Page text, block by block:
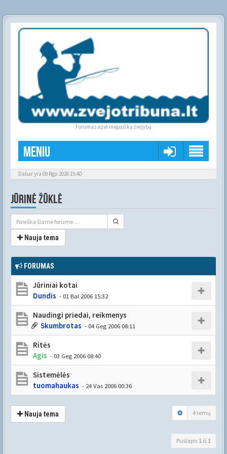
Forumas apie mėgėjišką žvejybą
Meniu
Dabar yra 09 Rgp 2026 15:40
JŪRINĖ ŽŪKLĖ
Nauja tema
FORUMAS
Jūriniai kotai
Dundis - 01 Bal 2006 15:32
Naudingi priedai, reikmenys
Skumbrotas - 04 Geg 2006 08:11
Ritės
Agis - 03 Geg 2006 08:40
Sistemėlės
tuomahaukas - 24 Vas 2006 00:36
Nauja tema 4 temų
Puslapis 1 iš 1